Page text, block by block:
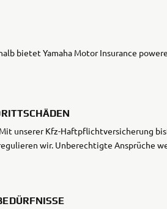
700
bietet Yamaha Motor Insurance
unserer Kfz-Haftpflichtversicherung
wir. Unberechtigte Ansprüche